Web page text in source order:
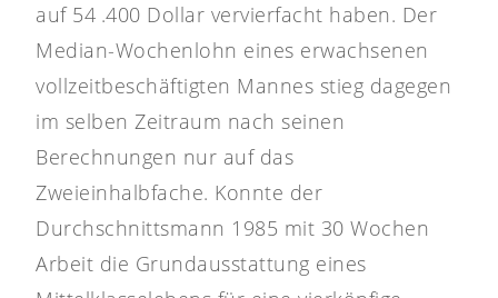
auf 54 .400 Dollar vervierfacht haben. Der
Median-Wochenlohn eines erwachsenen
vollzeitbeschäftigten Mannes stieg dagegen
im selben Zeitraum nach seinen
Berechnungen nur auf das
Zweieinhalbfache. Konnte der
Durchschnittsmann 1985 mit 30 Wochen
Arbeit die Grundausstattung eines